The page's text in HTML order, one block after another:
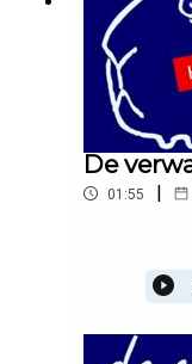
De
01:55 |